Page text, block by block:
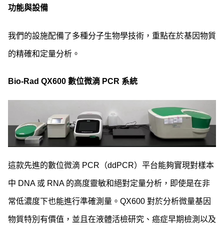
功能與設備
我們的設施配備了多種分子生物學技術，重點在於基因物質
的精確和定量分析。
Bio-Rad QX600 數位微滴 PCR 系統
這款先進的數位微滴 PCR（ddPCR）平台能夠實現對樣本
中 DNA 或 RNA 的高度靈敏和絕對定量分析，即使是在非
常低濃度下也能進行準確測量。QX600 對於分析微量基因
物質特別有價值，並且在液體活檢研究、癌症早期檢測以及